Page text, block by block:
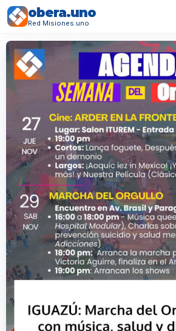
obera.uno
Red Misiones.uno